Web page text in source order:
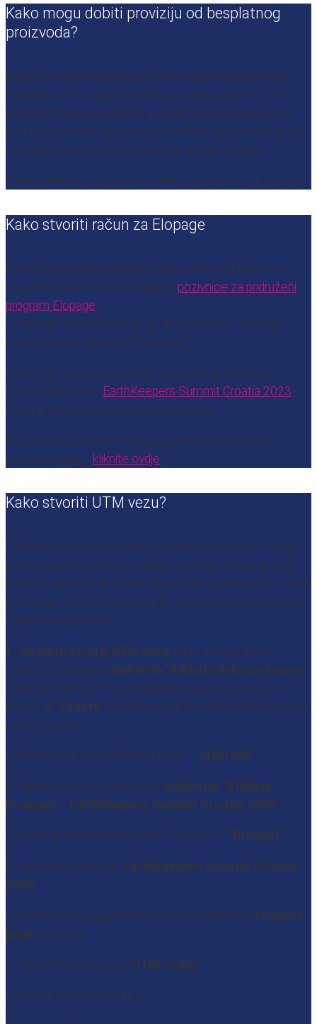
Kako mogu dobiti proviziju od besplatnog
proizvoda?
Vaši će se pratitelji pratiti putem usluga našeg partnera
elopage.com. Svaki korisnik koji se prijavi putem UTM
veze pratit će se kolačićima, a ako kupi tečaj nakon što
pogleda besplatni dio, automatski ćete dobiti proviziju za
tu prodaju putem našeg davatelja usluga elopage.
Nema provizije za prisustvo samo besplatnom proizvodu.
Kako stvoriti račun za Elopage
Ako nemate postojeći račun izdavača na Elopage.com,
možete ga stvoriti prihvaćanjem pozivnice za pridruženi
program Elopage
i odabirom žute tipke ‘Sign up as a publisher’. Ispunite
svoje podatke na kartici “Publisher”.
Nakon što uspješno izradite račun, ako je potrebno
ponovo prihvatite “ EarthKeepers Summit Croatia 2023“
da se prikaže na vašem Elopage računu.
Ako želite pogledati video s objašnjenjem stvaranja
računa Elopage, kliknite ovdje
Kako stvoriti UTM vezu?
UTM veza omogućuje vam dijeljenje veza koje se mogu
pratiti do naših stranica o optinu / prodaji. Kroz ove veze
možete automatski pratiti sav promet poslan putem vaših
promocija i imati točne podatke o posjetima stranicama i
kupnjama proizvoda.
1. Da biste stvorili UTM vezu, idite na svoj račun
izdavača Elopage i odaberite “Affiliate links and more”
U gornjem desnom kutu odaberite narančasti gumb za
stvaranje “Create“. Ispod je ono što treba odabrati tijekom
svake stranice:
2. Što želite stvoriti? Običnu vezu – “plain link“
3. Odaberite affiliate program: odaberite “Affiliate
Program – EarthKeepers Summit Croatia 2023“
4. Kamo bi trebala voditi veza? Proizvod – “Product“
5. Odaberite proizvod „EarthKeepers Summit Croatia
2023“
6. Kada vas pita gdje treba voditi link, odaberite „Product
page“ ponovno
7. Kliknite na text/tipku “UTM codes“.
Parametri koji vam trebaju: